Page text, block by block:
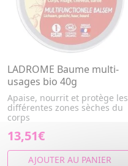
LADROME Baume multi-
usages bio 40g
Apaise, nourrit et protège les
différentes zones sèches du
corps
13,51€
AJOUTER AU PANIER